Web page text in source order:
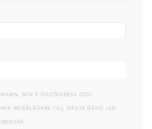
MIN E-POSTADRESS OCH
WEBBLÄSARE TILL NÄSTA GÅNG JAG